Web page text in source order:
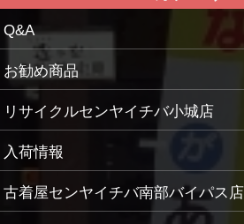
Q&A
お勧め商品
リサイクルセンヤイチバ小城店
入荷情報
古着屋センヤイチバ南部バイパス店